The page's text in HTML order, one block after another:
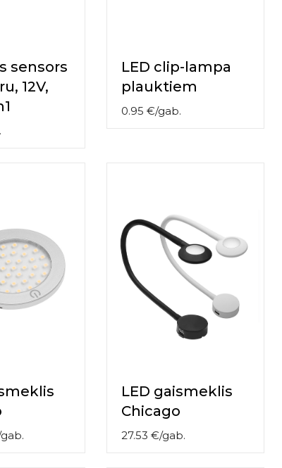
sensors
12V,
LED clip-lampa
plauktiem
0.95 €/gab.
gab.
LED gaismeklis
Chicago
27.53 €/gab.